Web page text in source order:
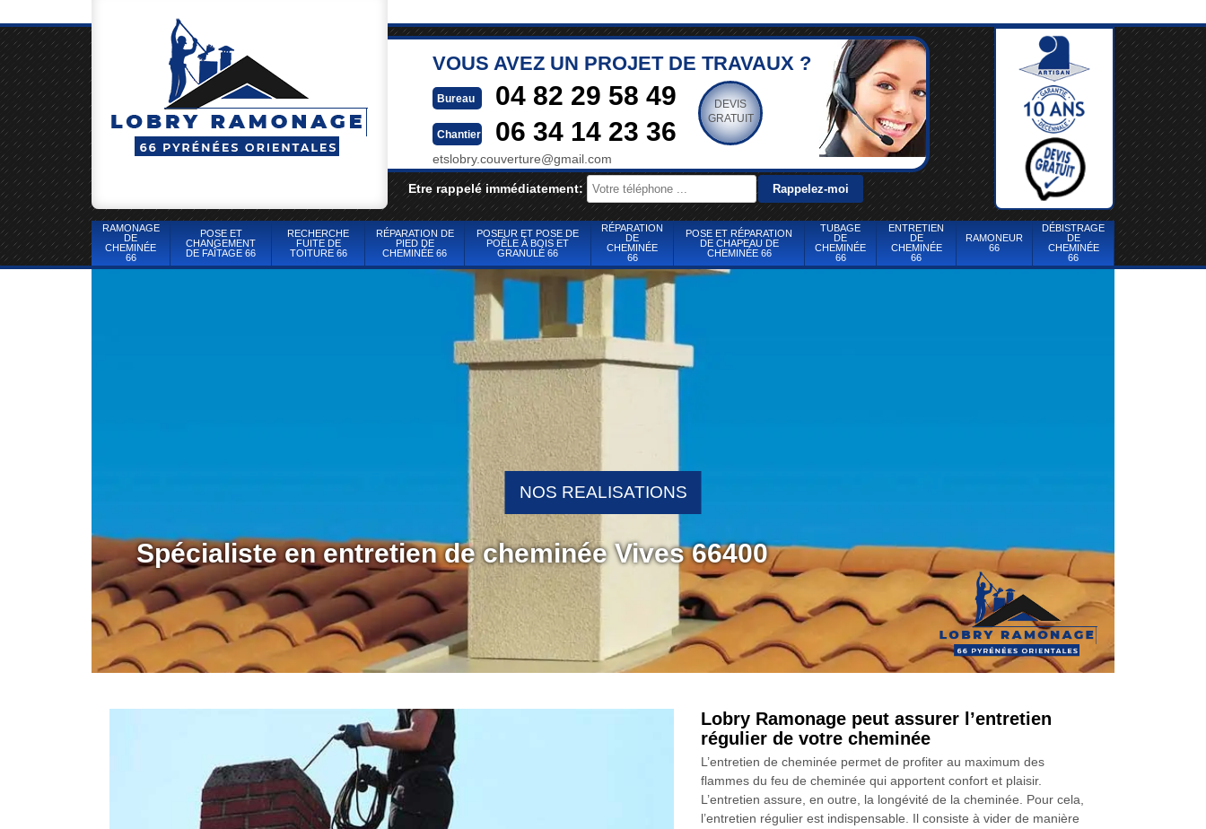
VOUS AVEZ UN PROJET DE TRAVAUX ?
Bureau 04 82 29 58 49
Chantier 06 34 14 23 36
etslobry.couverture@gmail.com
DEVIS
GRATUIT
Etre rappelé immédiatement:
RAMONAGE
DE
CHEMINÉE
66
POSE ET
CHANGEMENT
DE FAÎTAGE 66
RECHERCHE
FUITE DE
TOITURE 66
RÉPARATION DE
PIED DE
CHEMINÉE 66
POSEUR ET POSE DE
POÊLE À BOIS ET
GRANULÉ 66
RÉPARATION
DE
CHEMINÉE
66
POSE ET RÉPARATION
DE CHAPEAU DE
CHEMINÉE 66
TUBAGE
DE
CHEMINÉE
66
ENTRETIEN
DE
CHEMINÉE
66
RAMONEUR
66
DÉBISTRAGE
DE
CHEMINÉE
66
Spécialiste en entretien de cheminée Vives 66400
NOS REALISATIONS
Lobry Ramonage peut assurer l’entretien
régulier de votre cheminée
L’entretien de cheminée permet de profiter au maximum des
flammes du feu de cheminée qui apportent confort et plaisir.
L’entretien assure, en outre, la longévité de la cheminée. Pour cela,
l’entretien régulier est indispensable. Il consiste à vider de manière